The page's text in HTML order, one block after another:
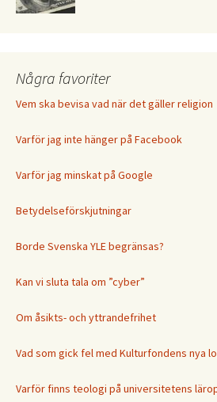
Några favoriter
Vem ska bevisa vad när det gäller religion
Varför jag inte hänger på Facebook
Varför jag minskat på Google
Betydelseförskjutningar
Borde Svenska YLE begränsas?
Kan vi sluta tala om ”cyber”
Om åsikts- och yttrandefrihet
Vad som gick fel med Kulturfondens nya
Varför finns teologi på universitetens